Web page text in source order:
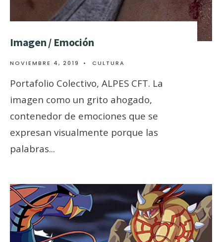
Imagen / Emoción
NOVIEMBRE 4, 2019 • CULTURA
Portafolio Colectivo, ALPES CFT. La
imagen como un grito ahogado,
contenedor de emociones que se
expresan visualmente porque las
palabras...